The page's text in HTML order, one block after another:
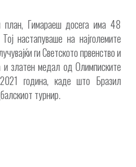
план, Гимараеш досега има 48
настапуваше на најголемите
ги Светското првенство и
златен медал од Олимписките
година, каде што Бразил
турнир.